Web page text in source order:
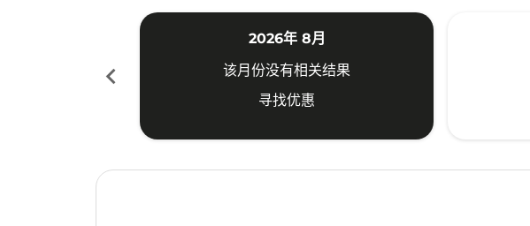
chevron_left
2026年 8月
该月份没有相关结果
寻找优惠